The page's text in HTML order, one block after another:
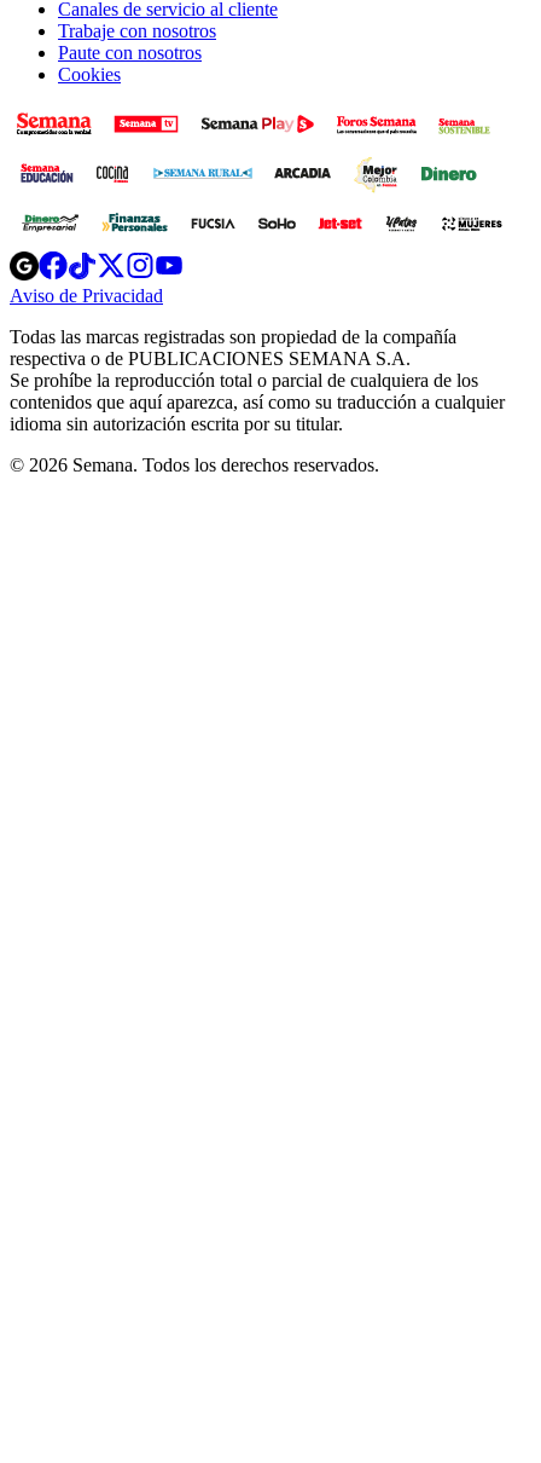
Canales de servicio al cliente
Trabaje con nosotros
Paute con nosotros
Cookies
Opens
in
new
Opens
in
new
Opens
in
new
window
Opens
new
windowwindow
Aviso de Privacidad
new
window
Todas las marcas registradas son propiedad de la compañía
respectiva o de PUBLICACIONES SEMANA S.A.
Se prohíbe la reproducción total o parcial de cualquiera de los
contenidos que aquí aparezca, así como su traducción a cualquier
idioma sin autorización escrita por su titular.
© 2026 Semana. Todos los derechos reservados.